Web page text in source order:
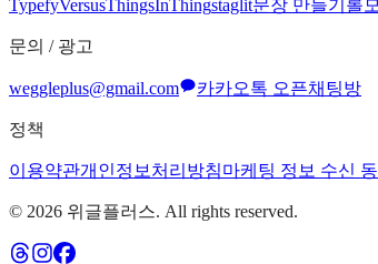
TypefyVersusThingsInThingstaglit문장 만들기 롤
문의 / 광고
weggleplus@gmail.com 카카오톡 오픈채팅방
정책
이용약관개인정보처리방침마케팅 정보 수신 동
© 2026 위글플러스. All rights reserved.